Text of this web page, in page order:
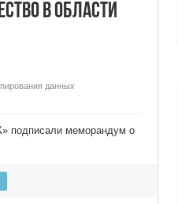
в области
данных
подписали меморандум о